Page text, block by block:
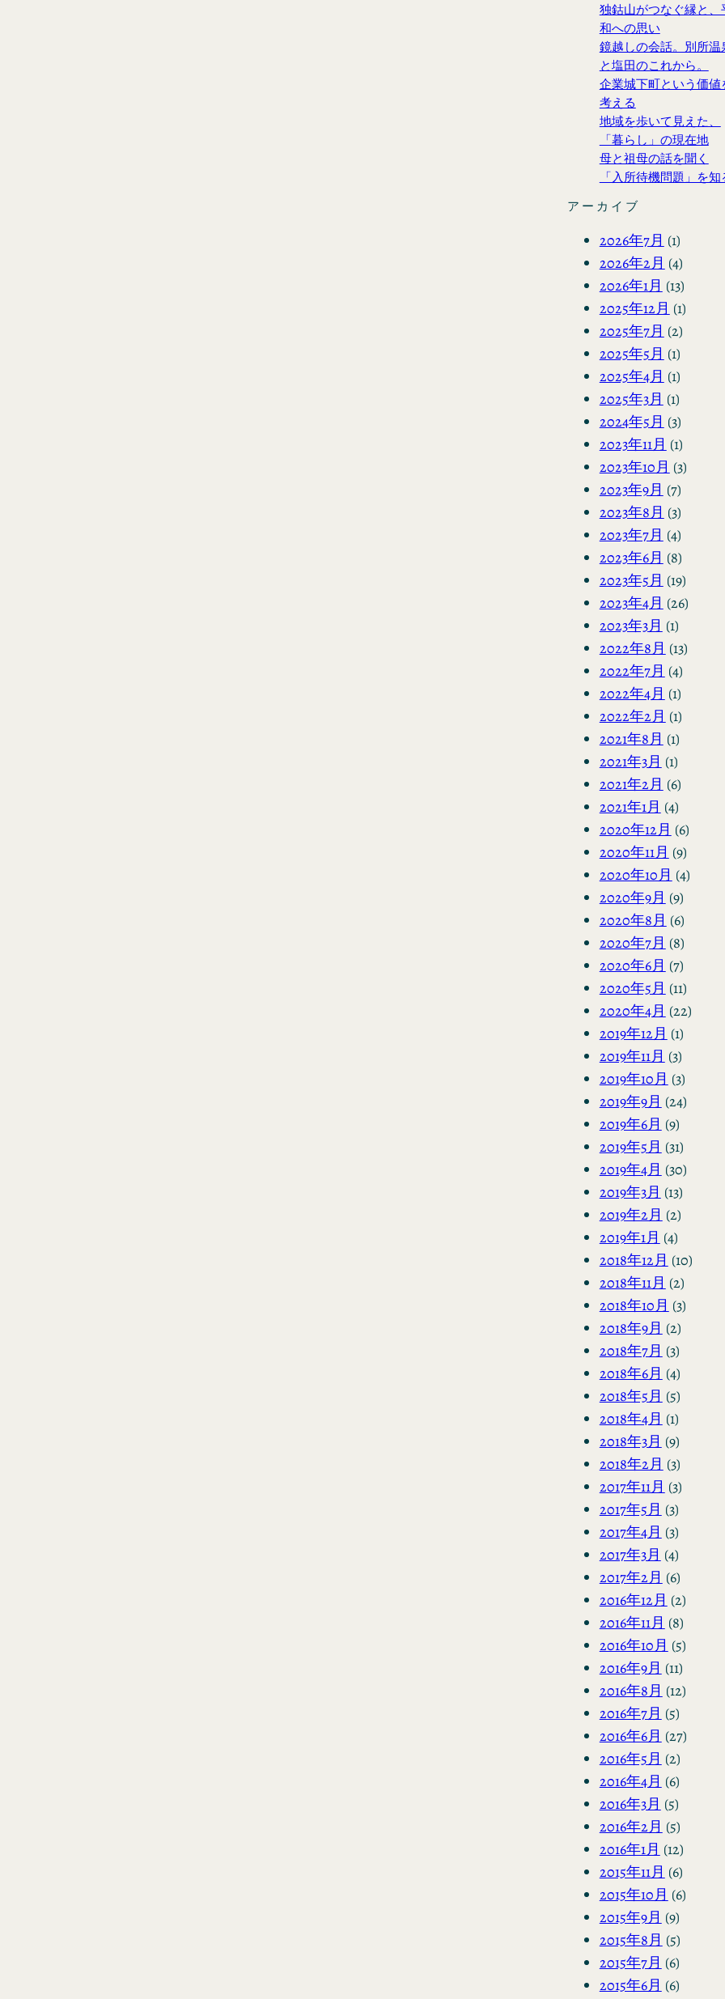
独鈷山がつなぐ縁と、
和への思い
鏡越しの会話。別所温
と塩田のこれから。
企業城下町という価値
考える
地域を歩いて見えた、
「暮らし」の現在地
母と祖母の話を聞く
「入所待機問題」を知
アーカイブ
2026年7月 (1)
2026年2月 (4)
2026年1月 (13)
2025年12月 (1)
2025年7月 (2)
2025年5月 (1)
2025年4月 (1)
2025年3月 (1)
2024年5月 (3)
2023年11月 (1)
2023年10月 (3)
2023年9月 (7)
2023年8月 (3)
2023年7月 (4)
2023年6月 (8)
2023年5月 (19)
2023年4月 (26)
2023年3月 (1)
2022年8月 (13)
2022年7月 (4)
2022年4月 (1)
2022年2月 (1)
2021年8月 (1)
2021年3月 (1)
2021年2月 (6)
2021年1月 (4)
2020年12月 (6)
2020年11月 (9)
2020年10月 (4)
2020年9月 (9)
2020年8月 (6)
2020年7月 (8)
2020年6月 (7)
2020年5月 (11)
2020年4月 (22)
2019年12月 (1)
2019年11月 (3)
2019年10月 (3)
2019年9月 (24)
2019年6月 (9)
2019年5月 (31)
2019年4月 (30)
2019年3月 (13)
2019年2月 (2)
2019年1月 (4)
2018年12月 (10)
2018年11月 (2)
2018年10月 (3)
2018年9月 (2)
2018年7月 (3)
2018年6月 (4)
2018年5月 (5)
2018年4月 (1)
2018年3月 (9)
2018年2月 (3)
2017年11月 (3)
2017年5月 (3)
2017年4月 (3)
2017年3月 (4)
2017年2月 (6)
2016年12月 (2)
2016年11月 (8)
2016年10月 (5)
2016年9月 (11)
2016年8月 (12)
2016年7月 (5)
2016年6月 (27)
2016年5月 (2)
2016年4月 (6)
2016年3月 (5)
2016年2月 (5)
2016年1月 (12)
2015年11月 (6)
2015年10月 (6)
2015年9月 (9)
2015年8月 (5)
2015年7月 (6)
2015年6月 (6)